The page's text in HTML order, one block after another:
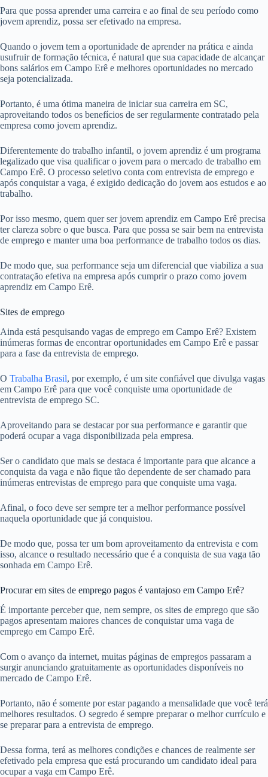
Para que possa aprender uma carreira e ao final de seu período como
jovem aprendiz, possa ser efetivado na empresa.
Quando o jovem tem a oportunidade de aprender na prática e ainda
usufruir de formação técnica, é natural que sua capacidade de alcançar
bons salários em Campo Erê e melhores oportunidades no mercado
seja potencializada.
Portanto, é uma ótima maneira de iniciar sua carreira em SC,
aproveitando todos os benefícios de ser regularmente contratado pela
empresa como jovem aprendiz.
Diferentemente do trabalho infantil, o jovem aprendiz é um programa
legalizado que visa qualificar o jovem para o mercado de trabalho em
Campo Erê. O processo seletivo conta com entrevista de emprego e
após conquistar a vaga, é exigido dedicação do jovem aos estudos e ao
trabalho.
Por isso mesmo, quem quer ser jovem aprendiz em Campo Erê precisa
ter clareza sobre o que busca. Para que possa se sair bem na entrevista
de emprego e manter uma boa performance de trabalho todos os dias.
De modo que, sua performance seja um diferencial que viabiliza a sua
contratação efetiva na empresa após cumprir o prazo como jovem
aprendiz em Campo Erê.
Sites de emprego
Ainda está pesquisando vagas de emprego em Campo Erê? Existem
inúmeras formas de encontrar oportunidades em Campo Erê e passar
para a fase da entrevista de emprego.
O Trabalha Brasil, por exemplo, é um site confiável que divulga vagas
em Campo Erê para que você conquiste uma oportunidade de
entrevista de emprego SC.
Aproveitando para se destacar por sua performance e garantir que
poderá ocupar a vaga disponibilizada pela empresa.
Ser o candidato que mais se destaca é importante para que alcance a
conquista da vaga e não fique tão dependente de ser chamado para
inúmeras entrevistas de emprego para que conquiste uma vaga.
Afinal, o foco deve ser sempre ter a melhor performance possível
naquela oportunidade que já conquistou.
De modo que, possa ter um bom aproveitamento da entrevista e com
isso, alcance o resultado necessário que é a conquista de sua vaga tão
sonhada em Campo Erê.
Procurar em sites de emprego pagos é vantajoso em Campo Erê?
É importante perceber que, nem sempre, os sites de emprego que são
pagos apresentam maiores chances de conquistar uma vaga de
emprego em Campo Erê.
Com o avanço da internet, muitas páginas de empregos passaram a
surgir anunciando gratuitamente as oportunidades disponíveis no
mercado de Campo Erê.
Portanto, não é somente por estar pagando a mensalidade que você terá
melhores resultados. O segredo é sempre preparar o melhor currículo e
se preparar para a entrevista de emprego.
Dessa forma, terá as melhores condições e chances de realmente ser
efetivado pela empresa que está procurando um candidato ideal para
ocupar a vaga em Campo Erê.